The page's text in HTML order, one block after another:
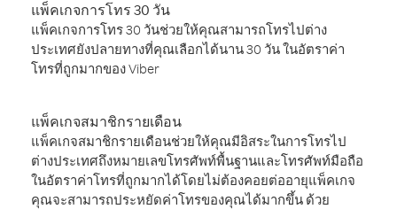
แพ็คเกจการโทร 30 วัน
แพ็คเกจการโทร 30 วันช่วยให้คุณสามารถโทรไปต่าง
ประเทศยังปลายทางที่คุณเลือกได้นาน 30 วัน ในอัตราค่า
โทรที่ถูกมากของ Viber
แพ็คเกจสมาชิกรายเดือน
แพ็คเกจสมาชิกรายเดือนช่วยให้คุณมีอิสระในการโทรไป
ต่างประเทศถึงหมายเลขโทรศัพท์พื้นฐานและโทรศัพท์มือถือ
ในอัตราค่าโทรที่ถูกมากได้โดยไม่ต้องคอยต่ออายุแพ็คเกจ
คุณจะสามารถประหยัดค่าโทรของคุณได้มากขึ้น ด้วย